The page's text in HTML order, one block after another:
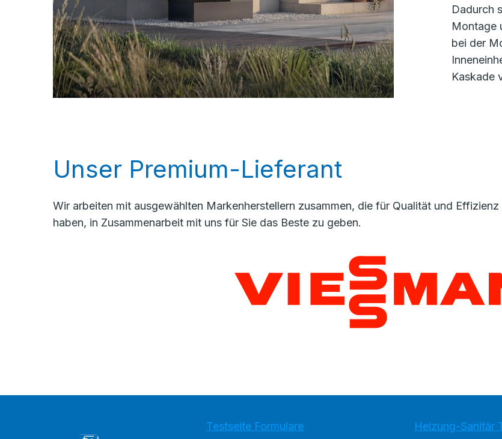
Dadurch
Montage
bei der
Kaskade
Unser Premium-Lieferant
Wir arbeiten mit ausgewählten Markenherstellern zusammen, die für Qualität und
haben, in Zusammenarbeit mit uns für Sie das Beste zu geben.
Testseite Formulare Heizung-Sanitär